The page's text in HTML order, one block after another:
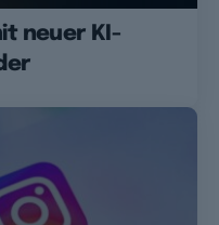
neuer KI-